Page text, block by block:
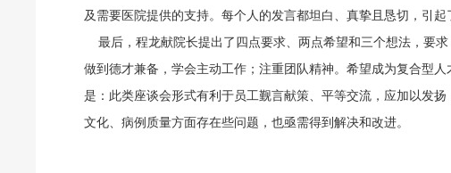
及需要医院提供的支持。每个人的发言都坦白、真挚且恳切，引起
最后，程龙献院长提出了四点要求、两点希望和三个想法，要
做到德才兼备，学会主动工作；注重团队精神。希望成为复合型
是：此类座谈会形式有利于员工觐言献策、平等交流，应加以发
文化、病例质量方面存在些问题，也亟需得到解决和改进。